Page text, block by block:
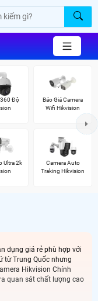
360 Độ
Báo Giá Camera
Wifi Hikvision
Ultra 2k
Camera Auto
Traking Hikvision
dụng giá rẻ phù hợp với
từ Trung Quốc nhưng
Hikvision Chính
quan sát chất lượng cao